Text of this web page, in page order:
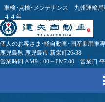
車検･点検･メンテナンス 九州運輸
４４年
個人のお客さま･軽自動車･国産乗用車
鹿児島県 鹿児島市 新栄町26-38
営業時間 AM9：00～PM7:00 営業日